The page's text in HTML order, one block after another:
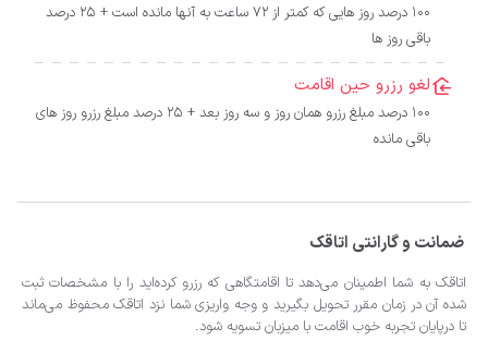
100 درصد روز هایی که کمتر از 72 ساعت به آنها مانده است + 25 درصد
باقی روز ها
لغو رزرو حین اقامت
100 درصد مبلغ رزرو همان روز و سه روز بعد + 25 درصد مبلغ رزرو روز های
باقی مانده
ضمانت و گارانتی اتاقک
اتاقک به شما اطمینان می‌دهد تا اقامتگاهی که رزرو کرده‌اید را با مشخصات ثبت
شده آن در زمان مقرر تحویل بگیرید و وجه واریزی شما نزد اتاقک محفوظ می‌ماند
تا درپایان تجربه خوب اقامت با میزبان تسویه شود.